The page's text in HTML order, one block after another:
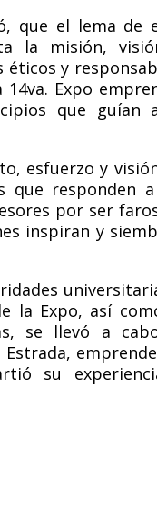
que el lema de
la misión,
y
Expo
que guían
esfuerzo y
que responden
por ser
inspiran y
la Expo, así
se llevó a
su